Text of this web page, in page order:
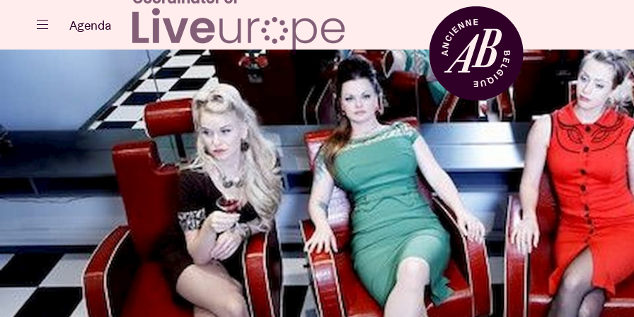
Sluiten
Agenda
Projecten
Nieuws
Zaalhuur
BRDCST
ABtv
Agenda